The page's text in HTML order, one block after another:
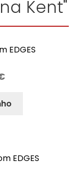
Kent"
EDGES
EDGES